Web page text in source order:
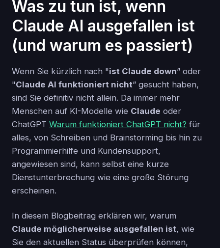
Was zu tun ist, wenn
Claude AI ausgefallen ist
(und warum es passiert)
Wenn Sie kürzlich nach "ist Claude down” oder
"Claude AI funktioniert nicht” gesucht haben,
sind Sie definitiv nicht allein. Da immer mehr
Menschen auf KI-Modelle wie Claude oder
ChatGPT Warum funktioniert ChatGPT nicht? für
alles, von Schreiben und Brainstorming bis hin zu
Programmierhilfe und Kundensupport,
angewiesen sind, kann selbst eine kurze
Dienstunterbrechung wie eine große Störung
erscheinen.
In diesem Blogbeitrag erklären wir, warum
Claude möglicherweise ausgefallen ist, wie
Sie den aktuellen Status überprüfen können,